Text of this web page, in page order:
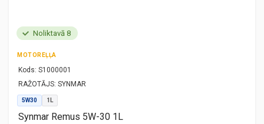
Noliktavā 8
MOTOREĻĻA
Kods: S1000001
RAŽOTĀJS: SYNMAR
5W30 1L
Synmar Remus 5W-30 1L